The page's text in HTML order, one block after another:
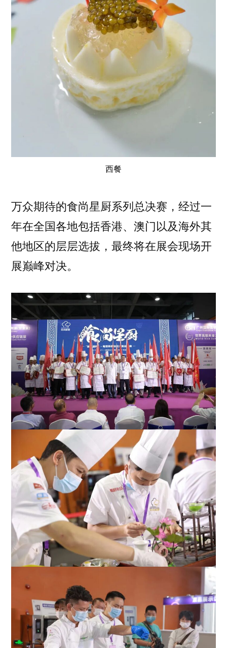
西餐
万众期待的食尚星厨系列总决赛，经过一
年在全国各地包括香港、澳门以及海外其
他地区的层层选拔，最终将在展会现场开
展巅峰对决。